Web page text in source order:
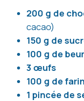
200 g de
cacao)
150 g de
100 g de
3 œufs
100 g de
1 pincée de